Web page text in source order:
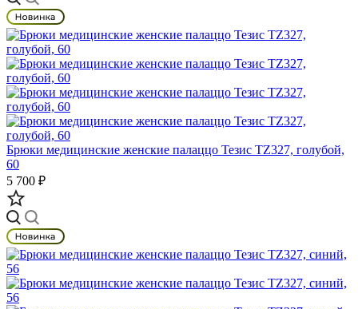
Брюки медицинские женские палаццо Тезис TZ327, голубой,
60
5 700 ₽